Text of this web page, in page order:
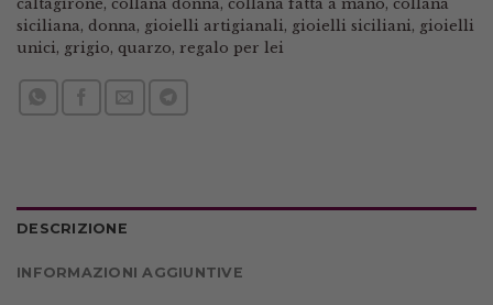
caltagirone, collana donna , collana fatta a mano, collana
siciliana , donna , gioielli artigianali , gioielli siciliani , gioielli
unici , grigio, quarzo, regalo per lei
DESCRIZIONE
INFORMAZIONI AGGIUNTIVE